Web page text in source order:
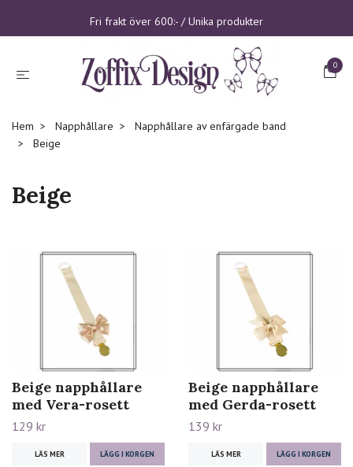
Fri frakt över 600:- / Unika produkter
0
Hem Napphållare
Napphållare av enfärgade band
Beige
Beige
Beige napphållare
med Vera-rosett
129 kr
LÄS MER LÄGG I KORGEN
Beige napphållare
med Gerda-rosett
139 kr
LÄS MER LÄGG I KORGEN